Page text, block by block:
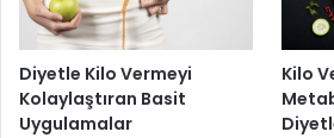
Diyetle Kilo Vermeyi
Kolaylaştıran Basit
Uygulamalar
Kilo